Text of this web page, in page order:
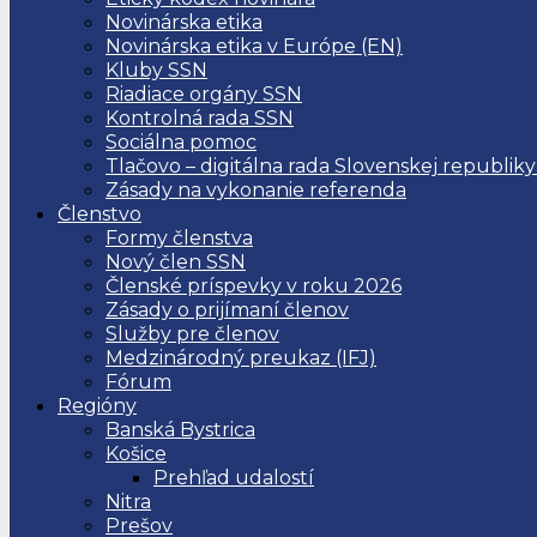
Novinárska etika
Novinárska etika v Európe (EN)
Kluby SSN
Riadiace orgány SSN
Kontrolná rada SSN
Sociálna pomoc
Tlačovo – digitálna rada Slovenskej republiky
Zásady na vykonanie referenda
Členstvo
Formy členstva
Nový člen SSN
Členské príspevky v roku 2026
Zásady o prijímaní členov
Služby pre členov
Medzinárodný preukaz (IFJ)
Fórum
Regióny
Banská Bystrica
Košice
Prehľad udalostí
Nitra
Prešov